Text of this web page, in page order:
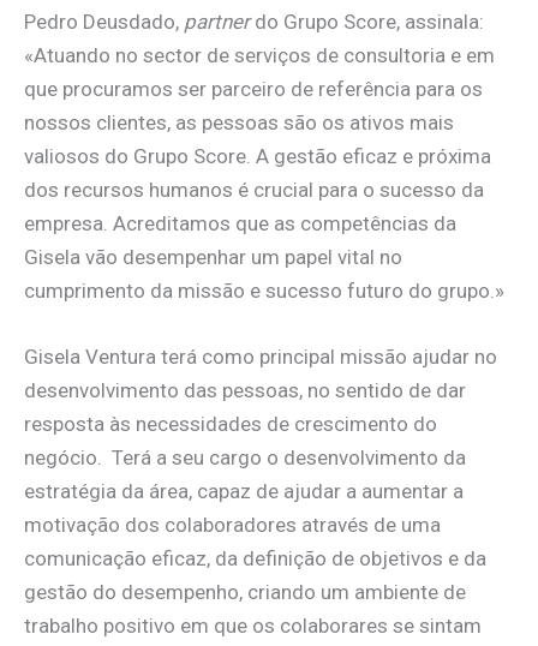
Pedro Deusdado, partnerdo Grupo Score, assinala:
«Atuando no sector de serviços de consultoria e em
que procuramos ser parceiro de referência para os
nossos clientes, as pessoas são os ativos mais
valiosos do Grupo Score. A gestão eficaz e próxima
dos recursos humanos é crucial para o sucesso da
empresa. Acreditamos que as competências da
Gisela vão desempenhar um papel vital no
cumprimento da missão e sucesso futuro do grupo.»
Gisela Ventura terá como principal missão ajudar no
desenvolvimento das pessoas, no sentido de dar
resposta às necessidades de crescimento do
negócio. Terá a seu cargo o desenvolvimento da
estratégia da área, capaz de ajudar a aumentar a
motivação dos colaboradores através de uma
comunicação eficaz, da definição de objetivos e da
gestão do desempenho, criando um ambiente de
trabalho positivo em que os colaborares se sintam